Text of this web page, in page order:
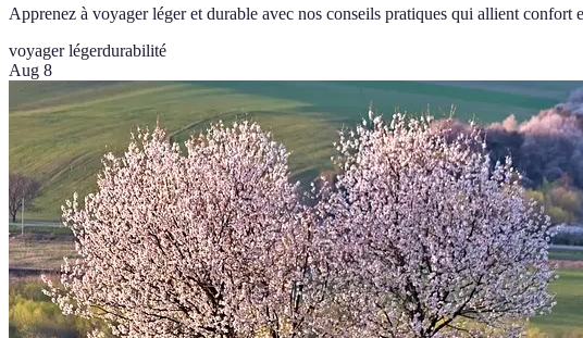
Apprenez à voyager léger et durable avec nos conseils pratiques qui allient confort
voyager légerdurabilité
Aug 8